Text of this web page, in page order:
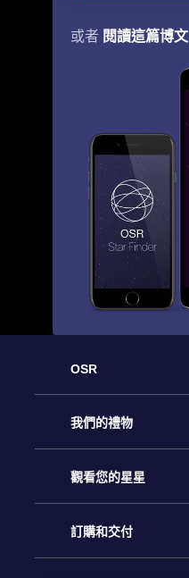
或者 閱讀這篇博文
OSR
客戶服務
聯繫我們
博客
我們的禮物
Online Star禮物
OSR禮物包
觀看您的星星
星星注册
訂購和交付